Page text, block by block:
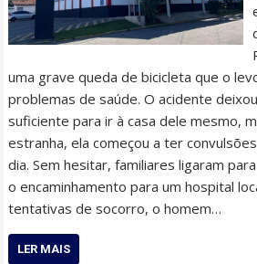
uma grave queda de bicicleta que o
problemas de saúde. O acidente
suficiente para ir à casa dele mesmo,
estranha, ela começou a ter
dia. Sem hesitar, familiares ligaram
o encaminhamento para um hospital
tentativas de socorro, o homem…
LER MAIS